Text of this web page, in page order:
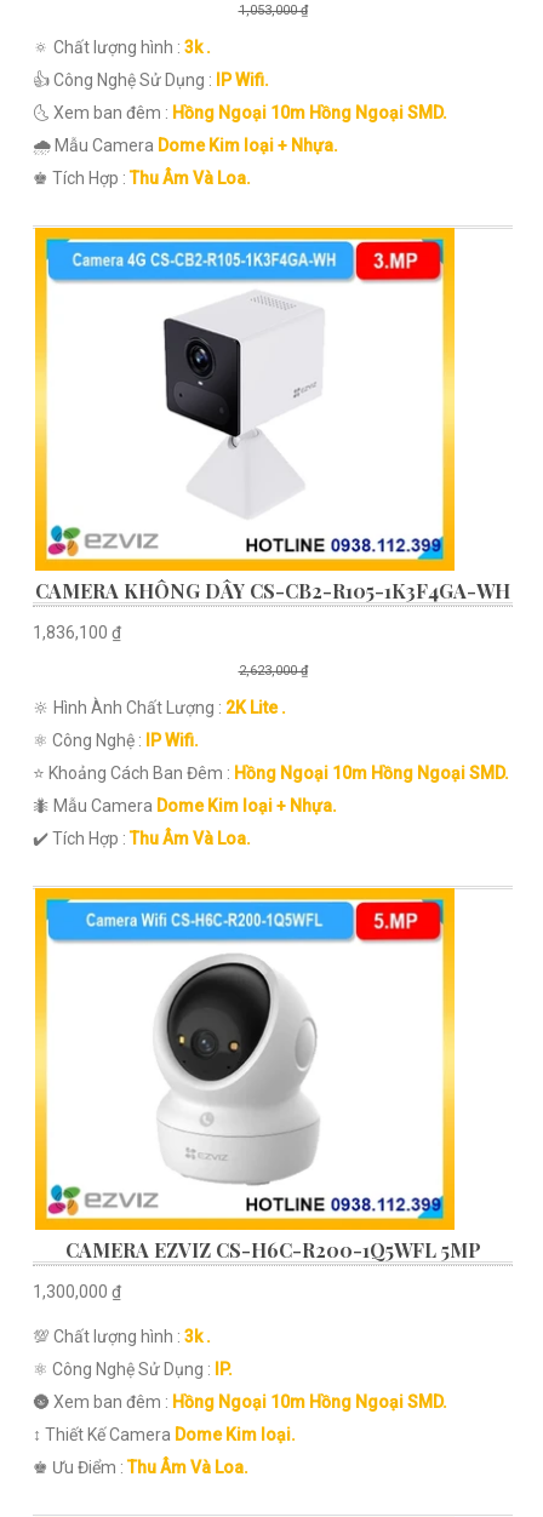
1,053,000 ₫
🔅 Chất lượng hình : 3k .
👍 Công Nghệ Sử Dụng :
IP Wifi.
🌜 Xem ban đêm : Hồng Ngoại 10m Hồng Ngoại SMD.
🌧️ Mẫu Camera Dome Kim loại + Nhựa.
️♚ Tích Hợp :Thu Âm Và Loa.
CAMERA KHÔNG DÂY CS-CB2-R105-1K3F4GA-WH
1,836,100 ₫
2,623,000 ₫
🔆 Hình Ành Chất Lượng : 2K Lite .
⚛️ Công Nghệ :
IP Wifi.
⭐ Khoảng Cách Ban Đêm : Hồng Ngoại 10m Hồng Ngoại SMD.
🐜 Mẫu Camera Dome Kim loại + Nhựa.
️✔️ Tích Hợp :Thu Âm Và Loa.
CAMERA EZVIZ CS-H6C-R200-1Q5WFL 5MP
1,300,000 ₫
💯 Chất lượng hình : 3k .
⚛️ Công Nghệ Sử Dụng :
IP.
🌚 Xem ban đêm : Hồng Ngoại 10m Hồng Ngoại SMD.
↕️ Thiết Kế Camera Dome Kim loại.
️♚ Ưu Điểm :Thu Âm Và Loa.